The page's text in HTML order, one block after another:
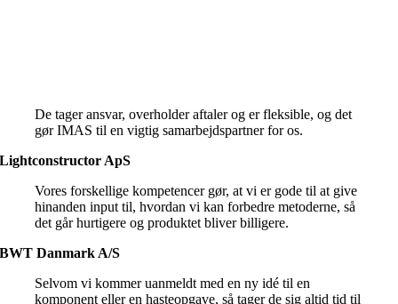
De tager ansvar, overholder aftaler og er fleksible, og det
gør IMAS til en vigtig samarbejdspartner for os.
Lightconstructor ApS
Vores forskellige kompetencer gør, at vi er gode til at give
hinanden input til, hvordan vi kan forbedre metoderne, så
det går hurtigere og produktet bliver billigere.
BWT Danmark A/S
Selvom vi kommer uanmeldt med en ny idé til en
komponent eller en hasteopgave, så tager de sig altid tid til